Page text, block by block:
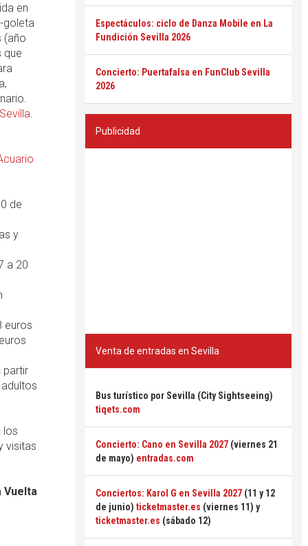
en
goleta
(año
que
.
de
y
a 20
euros
partir
los
visitas
Vuelta
Espectáculos: ciclo de Danza Mobile en La
Fundición Sevilla 2026
Concierto: Puertafalsa en FunClub Sevilla
2026
Publicidad
Venta de entradas en Sevilla
Bus turístico por Sevilla (City Sightseeing)
tiqets.com
Concierto: Cano en Sevilla 2027 (viernes 21
de mayo) entradas.com
Conciertos: Karol G en Sevilla 2027 (11 y 12
de junio) ticketmaster.es (viernes 11) y
ticketmaster.es (sábado 12)